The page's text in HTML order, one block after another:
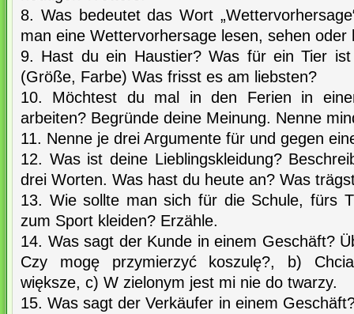
8. Was bedeutet das Wort
man eine Wettervorhersage lesen, sehen oder
9. Hast du ein Haustier? Was für ein Tier
(Größe, Farbe) Was frisst es am liebsten?
10. Möchtest du mal in den Ferien in
arbeiten? Begründe deine Meinung. Nenne
11. Nenne je drei Argumente für und gegen
12. Was ist deine Lieblingskleidung?
drei Worten. Was hast du heute an? Was
13. Wie sollte man sich für die Schule, fürs
zum Sport kleiden? Erzähle.
14. Was sagt der Kunde in einem Geschäft?
Czy mogę przymierzyć koszulę?, b)
większe, c) W zielonym jest mi nie do twarzy.
15. Was sagt der Verkäufer in einem